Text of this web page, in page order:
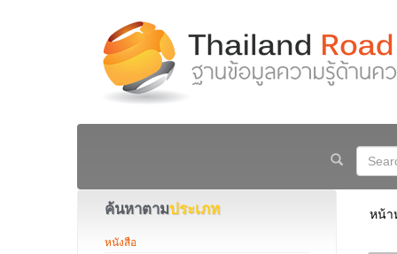
ค้นหาตามประเภท
หนังสือ
หน้า